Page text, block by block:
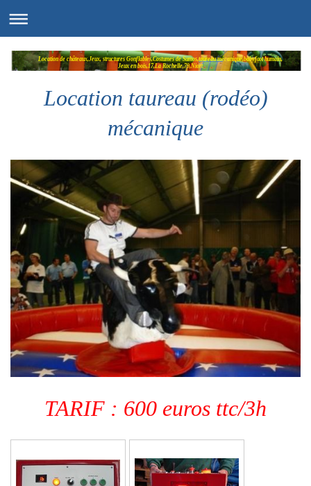
Location de châteaux,Jeux, structures Gonflables,Costumes de Sumos,taureau mécanique,babyfoot humain,
Jeux en bois,17,La Rochelle,79,Niort
Location taureau (rodéo)
mécanique
TARIF : 600 euros ttc/3h